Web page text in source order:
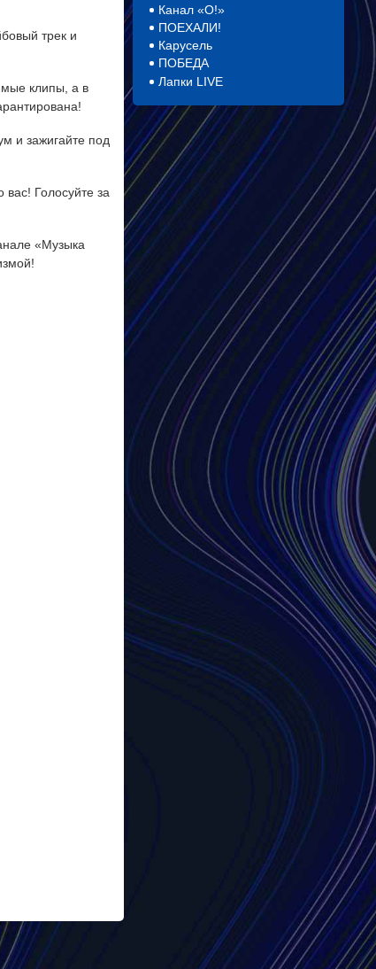
трек и
клипы, а в
и зажигайте под
вас! Голосуйте за
«Музыка
Канал «О!»
ПОЕХАЛИ!
Карусель
ПОБЕДА
Лапки LIVE